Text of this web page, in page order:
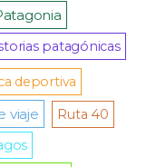
patagónicas
deportiva
viaje
Ruta 40